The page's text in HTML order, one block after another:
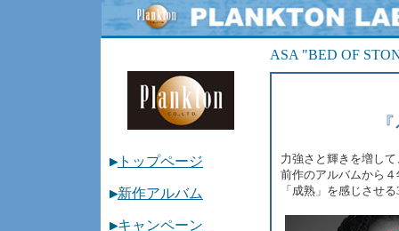
トップページ
新作アルバム
キャンペーン
ASA "BED OF
力強さと輝きを増し
前作のアルバムから
「成熟」を感じさせ